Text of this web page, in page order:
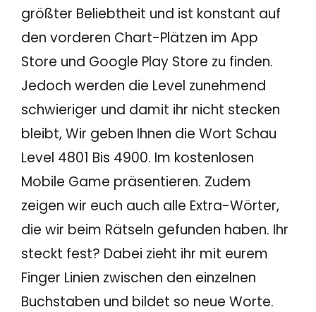
größter Beliebtheit und ist konstant auf
den vorderen Chart-Plätzen im App
Store und Google Play Store zu finden.
Jedoch werden die Level zunehmend
schwieriger und damit ihr nicht stecken
bleibt, Wir geben Ihnen die Wort Schau
Level 4801 Bis 4900. Im kostenlosen
Mobile Game präsentieren. Zudem
zeigen wir euch auch alle Extra-Wörter,
die wir beim Rätseln gefunden haben. Ihr
steckt fest? Dabei zieht ihr mit eurem
Finger Linien zwischen den einzelnen
Buchstaben und bildet so neue Worte.